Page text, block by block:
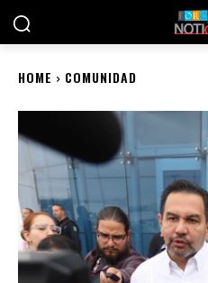
HOME COMUNIDAD